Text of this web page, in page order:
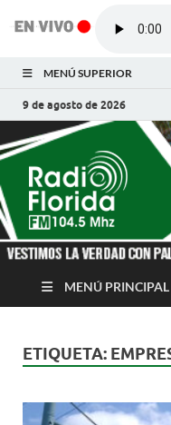
MENÚ SUPERIOR
9 de agosto de 2026
MENÚ PRINCIPAL
ETIQUETA: